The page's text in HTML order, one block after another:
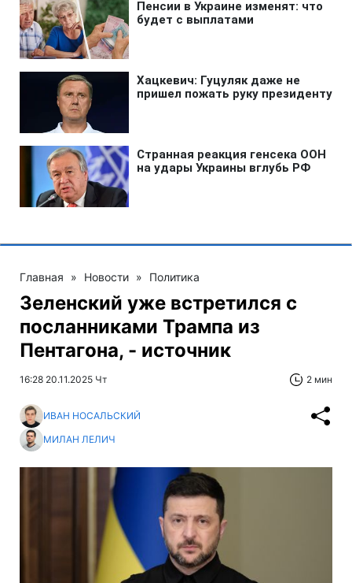
Главная » Новости » Политика
Зеленский уже встретился с
посланниками Трампа из
Пентагона, - источник
16:28 20.11.2025 Чт 2 мин
ИВАН НОСАЛЬСКИЙ
МИЛАН ЛЕЛИЧ